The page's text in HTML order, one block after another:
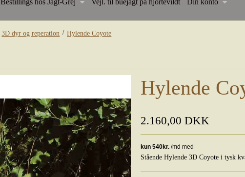
Bestillings hos Jagt-Grej Vejl. til buejagt på hjortevildt Din konto
3D dyr og reperation / Hylende Coyote
Hylende
2.160,00 DKK
Stående Hylende 3D Coyote i tysk